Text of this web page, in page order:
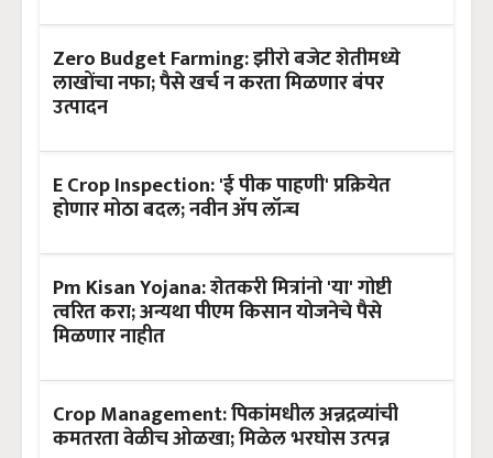
Zero Budget Farming: झीरो बजेट शेतीमध्ये
लाखोंचा नफा; पैसे खर्च न करता मिळणार बंपर
उत्पादन
E Crop Inspection: 'ई पीक पाहणी' प्रक्रियेत
होणार मोठा बदल; नवीन ॲप लॉन्च
Pm Kisan Yojana: शेतकरी मित्रांनो 'या' गोष्टी
त्वरित करा; अन्यथा पीएम किसान योजनेचे पैसे
मिळणार नाहीत
Crop Management: पिकांमधील अन्नद्रव्यांची
कमतरता वेळीच ओळखा; मिळेल भरघोस उत्पन्न